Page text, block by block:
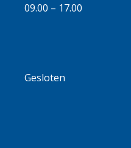
09.00 – 17.00
Gesloten